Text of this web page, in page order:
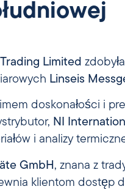
Limited
Linseis
doskonałości i
NI
i analizy
GmbH , znana z
klientom dostęp